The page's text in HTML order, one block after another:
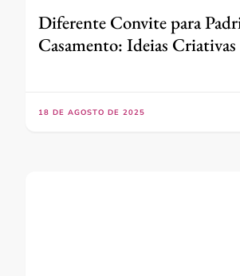
Diferente Convite para
Casamento: Ideias Criativas
18 DE AGOSTO DE 2025